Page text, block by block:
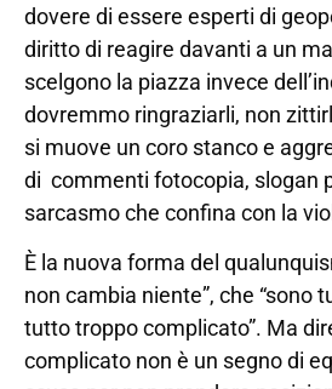
dovere di essere esperti di
diritto di reagire davanti a un
scelgono la piazza invece
dovremmo ringraziarli, non
si muove un coro stanco e
di commenti fotocopia, slogan
sarcasmo che confina con la
È la nuova forma del
non cambia niente”, che “sono
tutto troppo complicato”. Ma
complicato non è un segno di